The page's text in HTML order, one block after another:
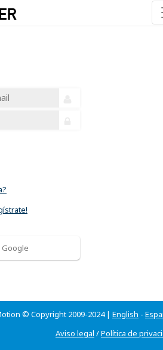
© Copyright 2009-2024 | English -
Aviso legal /Política de